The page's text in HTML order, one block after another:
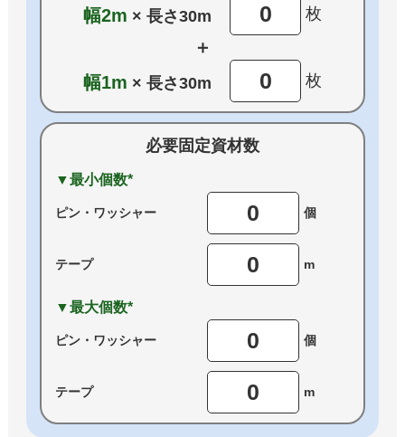
幅2m × 長さ30m 0 枚
＋
幅1m × 長さ30m 0 枚
必要固定資材数
▼最小個数*
ピン・ ワッシャー 0 個
テープ 0 m
▼最大個数*
ピン・ ワッシャー 0 個
テープ 0 m